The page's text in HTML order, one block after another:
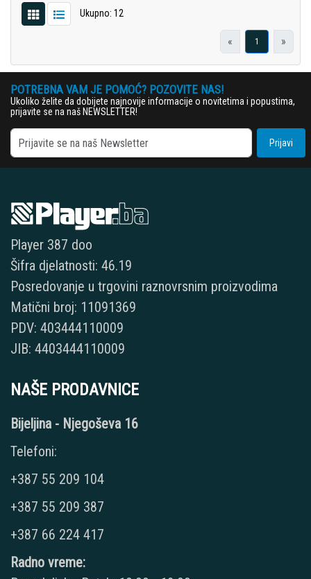
Ukupno: 12
« 1 »
POTREBNA VAM JE POMOĆ? POZOVITE NAS!
Ukoliko želite da dobijete najnovije informacije o novitetima i popustima,
prijavite se na naš NEWSLETTER!
Prijavi
Player 387 doo
Šifra djelatnosti: 46.19
Posredovanje u trgovini raznovrsnim proizvodima
Matični broj: 11091369
PDV: 403444110009
JIB: 4403444110009
NAŠE PRODAVNICE
Bijeljina - Njegoševa 16
Telefoni:
+387 55 209 104
+387 55 209 387
+387 66 224 417
Radno vreme: